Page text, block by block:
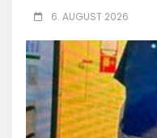
6. AUGUST 2026